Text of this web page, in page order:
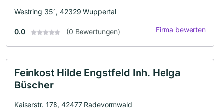
Westring 351, 42329 Wuppertal
0.0 (0 Bewertungen) Firma bewerten
Feinkost Hilde Engstfeld Inh. Helga
Büscher
Kaiserstr. 178, 42477 Radevormwald